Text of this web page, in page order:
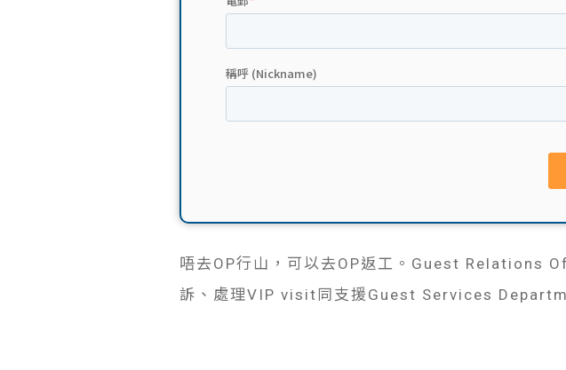
唔去OP行山，可以去OP返工。Guest Relations
訴、處理VIP visit同支援Guest Services